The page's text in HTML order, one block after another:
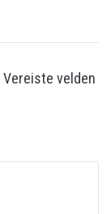
Vereiste velden